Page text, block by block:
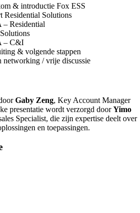
& introductie Fox ESS
Residential Solutions
– Residential
– C&I
& volgende stappen
networking / vrije discussie
Gaby Zeng, Key Account Manager
presentatie wordt verzorgd doorYimo
Specialist, die zijn expertise deelt over
en toepassingen.